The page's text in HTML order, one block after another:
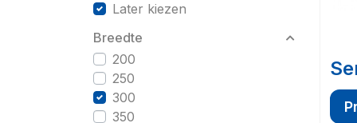
Later kiezen
Breedte
200
250
300
350